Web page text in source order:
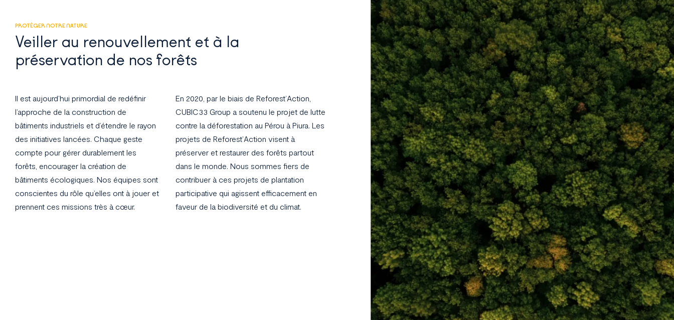
PROTÉGER NOTRE NATURE
Veiller au renouvellement et à la
préservation de nos forêts
Il est aujourd’hui primordial de redéfinir
l’approche de la construction de
bâtiments industriels et d’étendre le rayon
des initiatives lancées. Chaque geste
compte pour gérer durablement les
forêts, encourager la création de
bâtiments écologiques. Nos équipes sont
conscientes du rôle qu’elles ont à jouer et
prennent ces missions très à cœur.
En 2020, par le biais de Reforest’Action,
CUBIC33 Group a soutenu le projet de lutte
contre la déforestation au Pérou à Piura. Les
projets de Reforest’Action visent à
préserver et restaurer des forêts partout
dans le monde. Nous sommes fiers de
contribuer à ces projets de plantation
participative qui agissent efficacement en
faveur de la biodiversité et du climat.